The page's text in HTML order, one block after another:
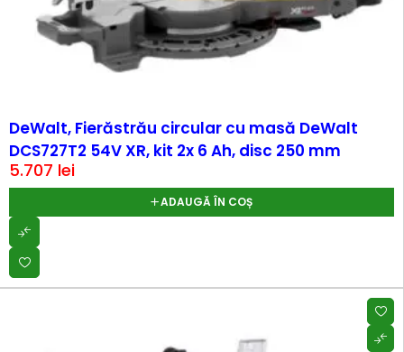
DeWalt, Fierăstrău circular cu masă DeWalt
DCS727T2 54V XR, kit 2x 6 Ah, disc 250 mm
5.707 lei
ADAUGĂ ÎN COȘ